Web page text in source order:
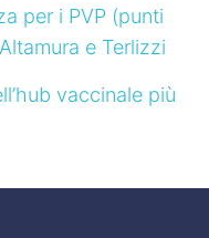
per i PVP (punti
e Terlizzi
vaccinale più